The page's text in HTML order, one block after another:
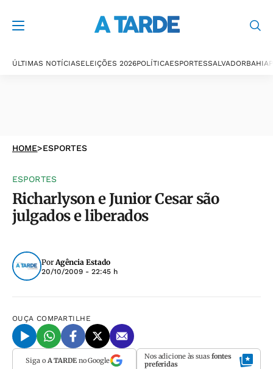
ÚLTIMAS NOTÍCIASELEIÇÕES 2026POLÍTICAESPORTESSALVADORBAHIA
HOME>ESPORTES
ESPORTES
Richarlyson e Junior Cesar são
julgados e liberados
PorAgência Estado
20/10/2009 - 22:45 h
OUÇA COMPARTILHE
Siga o A TARDEno Google Nos adicione às suas fontes
preferidas